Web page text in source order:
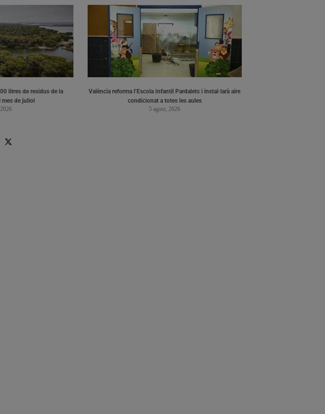
litres de residus de la
mes de juliol
València reforma l’Escola Infantil Pardalets i instal·larà aire
condicionat a totes les aules
5 agost, 2026